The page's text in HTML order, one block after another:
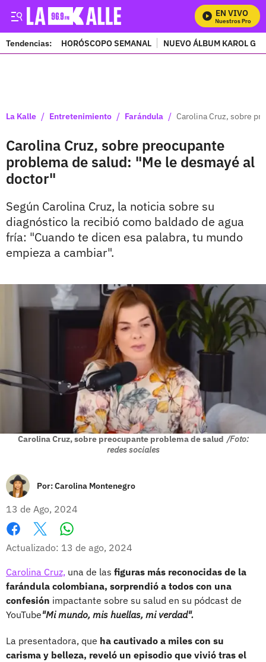
EN VIVO
Mira Todos Nuestros
Tendencias: HORÓSCOPO SEMANAL NUEVO ÁLBUM KAROL G
La Kalle / Entretenimiento / Farándula / Carolina Cruz, sobre
Carolina Cruz, sobre preocupante
problema de salud: "Me le desmayé al
doctor"
Según Carolina Cruz, la noticia sobre su
diagnóstico la recibió como baldado de agua
fría: "Cuando te dicen esa palabra, tu mundo
empieza a cambiar".
Carolina Cruz, sobre preocupante problema de salud /Foto:
redes sociales
Por:Carolina Montenegro
13 de Ago, 2024
Facebook
X
Actualizado: 13 de ago, 2024
Carolina Cruz, una de las figuras más reconocidas de la
farándula colombiana, sorprendió a todos con una
confesión impactante sobre su salud en su pódcast de
YouTube"Mi mundo, mis huellas, mi verdad".
La presentadora, que ha cautivado a miles con su
carisma y belleza, reveló un episodio que vivió tras el